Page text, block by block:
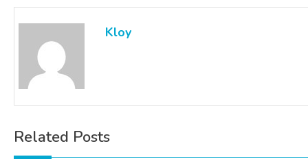
Kloy
Related Posts